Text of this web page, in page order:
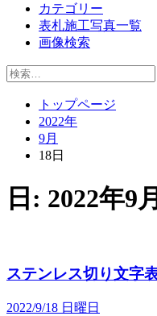
カテゴリー
表札施工写真一覧
画像検索
検
トップページ
2022年
9月
18日
日: 2022年9
ステンレス切り文字
2022/9/18 日曜日